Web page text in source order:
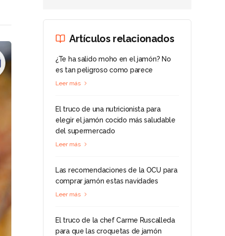
Artículos relacionados
¿Te ha salido moho en el jamón? No
es tan peligroso como parece
Leer más
El truco de una nutricionista para
elegir el jamón cocido más saludable
del supermercado
Leer más
Las recomendaciones de la OCU para
comprar jamón estas navidades
Leer más
El truco de la chef Carme Ruscalleda
para que las croquetas de jamón